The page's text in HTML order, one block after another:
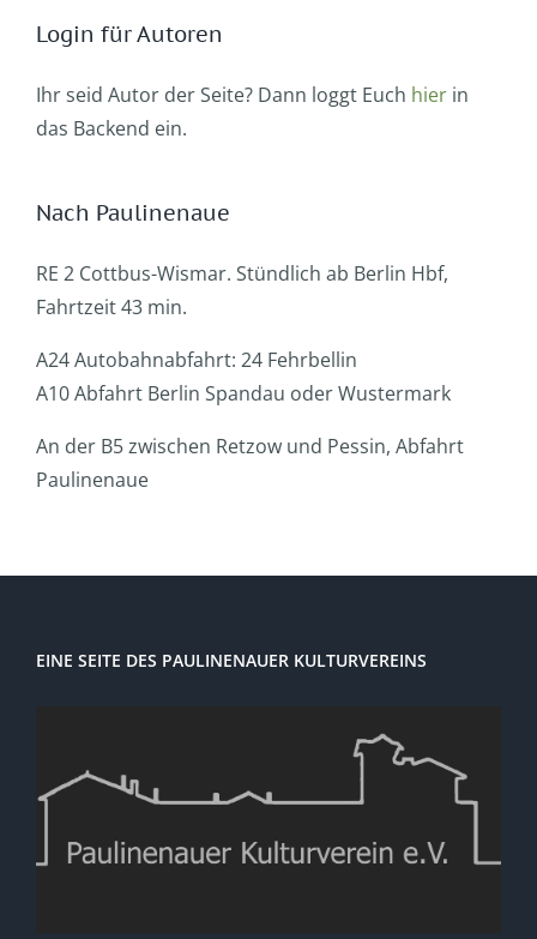
Login für Autoren
Ihr seid Autor der Seite? Dann loggt Euch hier in
das Backend ein.
Nach Paulinenaue
RE 2 Cottbus-Wismar. Stündlich ab Berlin Hbf,
Fahrtzeit 43 min.
A24 Autobahnabfahrt: 24 Fehrbellin
A10 Abfahrt Berlin Spandau oder Wustermark
An der B5 zwischen Retzow und Pessin, Abfahrt
Paulinenaue
EINE SEITE DES PAULINENAUER KULTURVEREINS